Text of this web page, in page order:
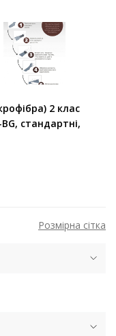
2 клас
стандартні,
Розмірна сітка